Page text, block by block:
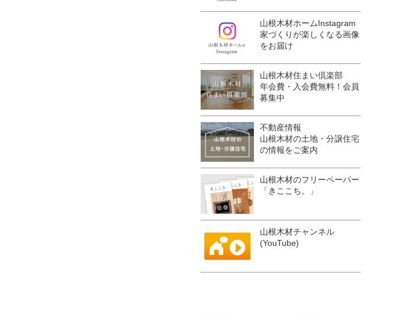
山根木材ホームInstagram
家づくりが楽しくなる画像
をお届け
山根木材住まい倶楽部
年会費・入会費無料！会員
募集中
不動産情報
山根木材の土地・分譲住宅
の情報をご案内
山根木材のフリーペーパー
「きここち。」
山根木材チャンネル
(YouTube)